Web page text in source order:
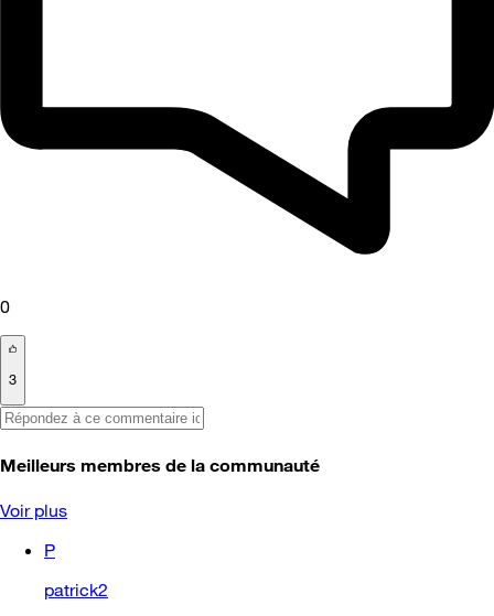
0
3
Meilleurs membres de la communauté
Voir plus
P
patrick2